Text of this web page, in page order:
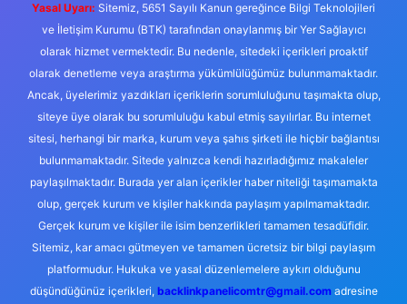
Yasal Uyarı: Sitemiz, 5651 Sayılı Kanun gereğince Bilgi Teknolojileri
ve İletişim Kurumu (BTK) tarafından onaylanmış bir Yer Sağlayıcı
olarak hizmet vermektedir. Bu nedenle, sitedeki içerikleri proaktif
olarak denetleme veya araştırma yükümlülüğümüz bulunmamaktadır.
Ancak, üyelerimiz yazdıkları içeriklerin sorumluluğunu taşımakta olup,
siteye üye olarak bu sorumluluğu kabul etmiş sayılırlar. Bu internet
sitesi, herhangi bir marka, kurum veya şahıs şirketi ile hiçbir bağlantısı
bulunmamaktadır. Sitede yalnızca kendi hazırladığımız makaleler
paylaşılmaktadır. Burada yer alan içerikler haber niteliği taşımamakta
olup, gerçek kurum ve kişiler hakkında paylaşım yapılmamaktadır.
Gerçek kurum ve kişiler ile isim benzerlikleri tamamen tesadüfidir.
Sitemiz, kar amacı gütmeyen ve tamamen ücretsiz bir bilgi paylaşım
platformudur. Hukuka ve yasal düzenlemelere aykırı olduğunu
düşündüğünüz içerikleri, backlinkpanelicomtr@gmail.comadresine